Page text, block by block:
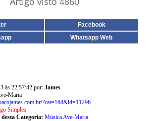
Facebook
Whatsapp Web
às 22:57:42 por: James
Maria
?cat=168&id=11296
Simples
Categoria: Música Ave-Maria